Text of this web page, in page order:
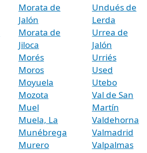
Morata de
Jalón
Morata de
Jiloca
Morés
Moros
Moyuela
Mozota
Muel
Muela, La
Munébrega
Murero
Undués de
Lerda
Urrea de
Jalón
Urriés
Used
Utebo
Val de San
Martín
Valdehorna
Valmadrid
Valpalmas